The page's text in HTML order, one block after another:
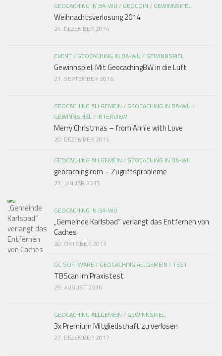
GEOCACHING IN BA-WÜ / GEOCOIN / GEWINNSPIEL
Weihnachtsverlosung 2014
24. DEZEMBER 2014
EVENT/ GEOCACHING IN BA-WÜ / GEWINNSPIEL
Gewinnspiel: Mit GeocachingBW in die Luft
21. SEPTEMBER 2016
GEOCACHING ALLGEMEIN / GEOCACHING IN BA-WÜ /
GEWINNSPIEL/ INTERVIEW
Merry Christmas – from Annie with Love
20. DEZEMBER 2015
GEOCACHING ALLGEMEIN / GEOCACHING IN BA-WÜ
geocaching.com – Zugriffsprobleme
22. JANUAR 2015
GEOCACHING IN BA-WÜ
„Gemeinde Karlsbad“ verlangt das Entfernen von
Caches
20. OKTOBER 2013
GC SOFTWARE / GEOCACHING ALLGEMEIN /TEST
TBScan im Praxistest
29. AUGUST 2016
GEOCACHING ALLGEMEIN / GEWINNSPIEL
3x Premium Mitgliedschaft zu verlosen
27. DEZEMBER 2017